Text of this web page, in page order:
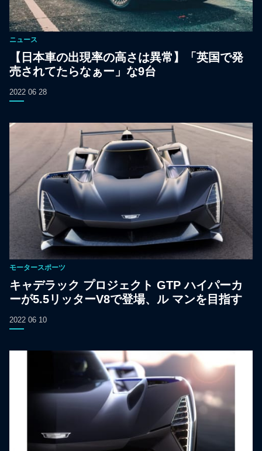
ニュース
【日本車の出現率の高さは異常】「英国で発
売されてたらなぁー」な9台
2022 06 28
モータースポーツ
キャデラック プロジェクト GTP ハイパーカ
ーが5.5リッターV8で登場、ル マンを目指す
2022 06 10